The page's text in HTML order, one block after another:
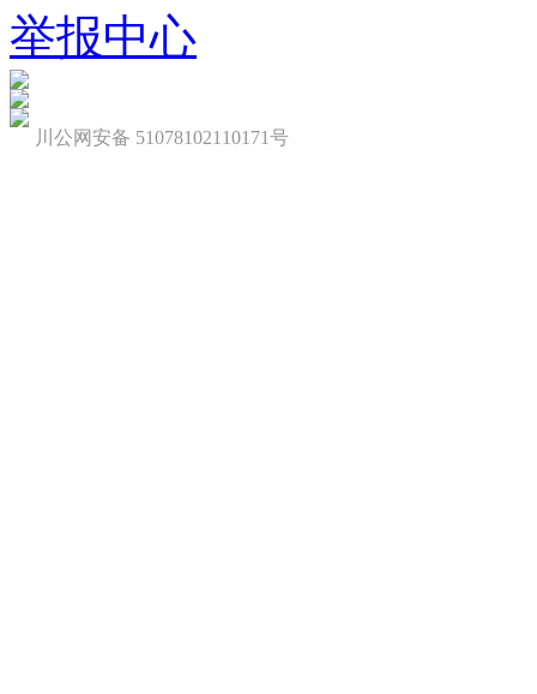
举报中心
川公网安备 51078102110171号